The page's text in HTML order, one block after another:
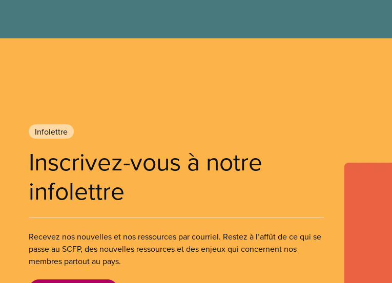
Infolettre
Inscrivez-vous à notre
infolettre
Recevez nos nouvelles et nos ressources par courriel. Restez à l’affût de ce qui se
passe au SCFP, des nouvelles ressources et des enjeux qui concernent nos
membres partout au pays.